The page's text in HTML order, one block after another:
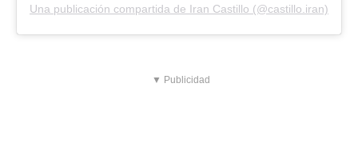
Una publicación compartida de Iran Castillo (@castillo.iran)
▼ Publicidad